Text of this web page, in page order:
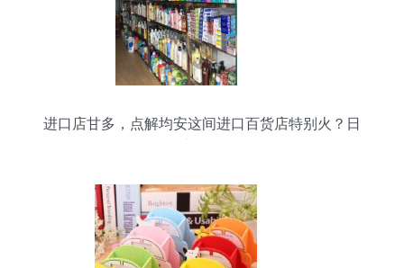
进口店甘多，点解均安这间进口百货店特别火？日